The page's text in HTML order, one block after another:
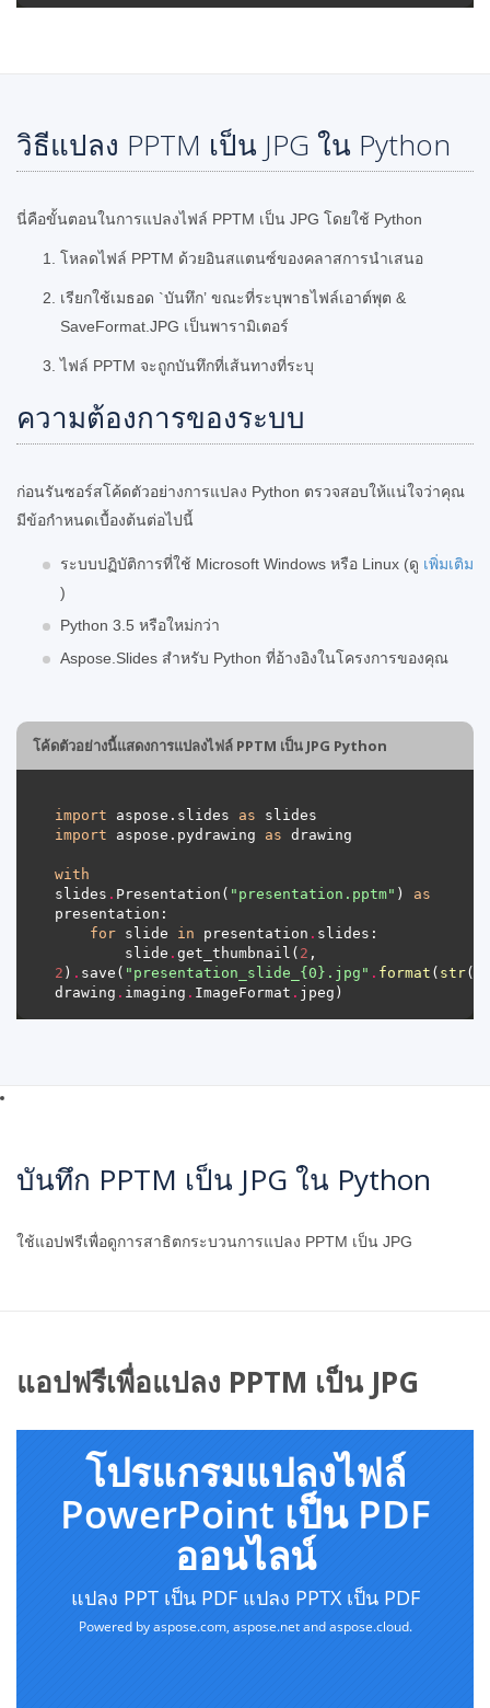
วิธีแปลง PPTM เป็น JPG ใน Python
นี่คือขั้นตอนในการแปลงไฟล์ PPTM เป็น JPG โดยใช้ Python
โหลดไฟล์ PPTM ด้วยอินสแตนซ์ของคลาสการนำเสนอ
เรียกใช้เมธอด `บันทึก’ ขณะที่ระบุพาธไฟล์เอาต์พุต &
SaveFormat.JPG เป็นพารามิเตอร์
ไฟล์ PPTM จะถูกบันทึกที่เส้นทางที่ระบุ
ความต้องการของระบบ
ก่อนรันซอร์สโค้ดตัวอย่างการแปลง Python ตรวจสอบให้แน่ใจว่าคุณ
มีข้อกำหนดเบื้องต้นต่อไปนี้
ระบบปฏิบัติการที่ใช้ Microsoft Windows หรือ Linux (ดู เพิ่มเติม
)
Python 3.5 หรือใหม่กว่า
Aspose.Slides สำหรับ Python ที่อ้างอิงในโครงการของคุณ
โค้ดตัวอย่างนี้แสดงการแปลงไฟล์ PPTM เป็น JPG Python
import aspose.slides as
import aspose.pydrawing as
with
slides . Presentation( "presentation.pptm" ) as
for slide in presentation .
        slide
. get_thumbnail( 2
2 ) . save( "presentation_slide_ {0} .jpg" . format ( str
drawing . imaging . ImageFormat .
บันทึก PPTM เป็น JPG ใน Python
ใช้แอปฟรีเพื่อดูการสาธิตกระบวนการแปลง PPTM เป็น JPG
แอปฟรีเพื่อแปลง PPTM เป็น JPG